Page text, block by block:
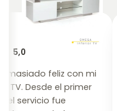
feliz con mi
Desde el primer
fue